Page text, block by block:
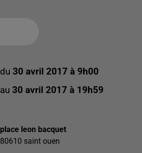
du 30 avril 2017 à 9h00
au 30 avril 2017 à 19h59
place leon bacquet
80610 saint ouen